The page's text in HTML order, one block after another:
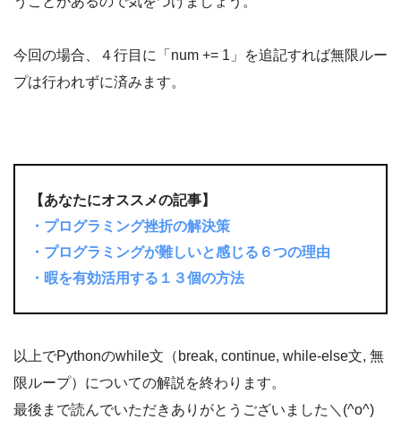
今回の場合、４行目に「num += 1」を追記すれば無限ルー
プは行われずに済みます。
【あなたにオススメの記事】
・プログラミング挫折の解決策
・プログラミングが難しいと感じる６つの理由
・暇を有効活用する１３個の方法
以上でPythonのwhile文（break, continue, while-else文, 無
限ループ）についての解説を終わります。
最後まで読んでいただきありがとうございました＼(^o^)